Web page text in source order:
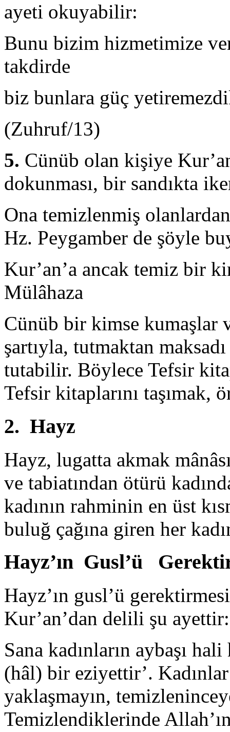
ayeti okuyabilir:
Bunu bizim hizmetimize
takdirde
biz bunlara güç
(Zuhruf/13)
5. Cünüb olan kişiye
dokun­ması, bir sandıkta
Ona temizlenmiş
Hz. Peygamber de şöyle
Kur’an’a ancak temiz bir
Mülâhaza
Cünüb bir kimse kumaşlar
şartıyla, tut­maktan
tutabilir. Böylece Tefsir
Tefsir kitaplarını taşımak,
2. Hayz
Hayz, lugatta akmak
ve ta­biatından ötürü
kadının rahmi­nin en üst
buluğ çağına giren her
Hayz’ın Gusl’ü
Hayz’ın gusl’ü
Kur’an’dan delili şu ayettir:
Sana kadınların aybaşı
(hâl) bir eziyettir’.
yaklaşmayın,
Temizlendiklerinde